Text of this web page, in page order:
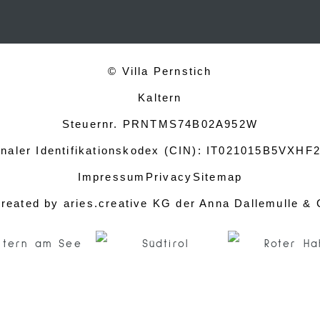
© Villa Pernstich
Kaltern
Steuernr. PRNTMS74B02A952W
Identifikationskodex (CIN):
Impressum Privacy Sitemap